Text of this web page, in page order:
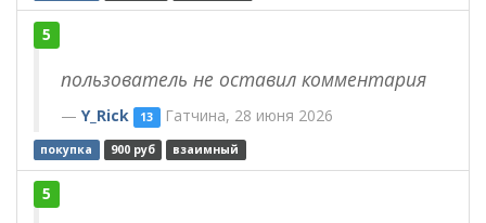
5
пользователь не оставил комментария
Y_Rick 13 Гатчина, 28 июня 2026
покупка 900 руб взаимный
5